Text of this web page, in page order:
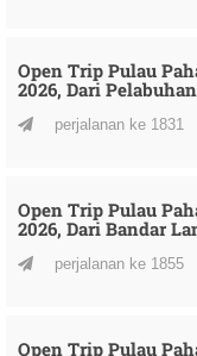
Open Trip Pulau
2026, Dari
perjalanan ke 1831
Open Trip Pulau
2026, Dari Bandar
perjalanan ke 1855
Open Trip Pulau